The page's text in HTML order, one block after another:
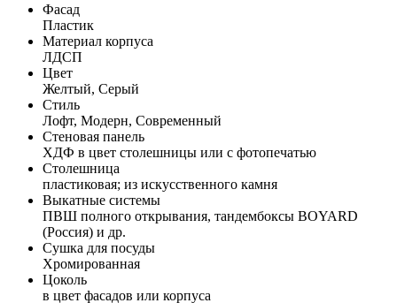
Фасад
Пластик
Материал корпуса
ЛДСП
Цвет
Желтый, Серый
Стиль
Лофт, Модерн, Современный
Стеновая панель
ХДФ в цвет столешницы или с фотопечатью
Столешница
пластиковая; из искусственного камня
Выкатные системы
ПВШ полного открывания, тандембоксы BOYARD
(Россия) и др.
Сушка для посуды
Хромированная
Цоколь
в цвет фасадов или корпуса